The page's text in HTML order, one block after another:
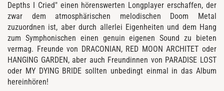
Depths I Cried" einen hörenswerten Longplayer erschaffen, der
zwar dem atmosphärischen melodischen Doom Metal
zuzuordnen ist, aber durch allerlei Eigenheiten und dem Hang
zum Symphonischen einen genuin eigenen Sound zu bieten
vermag. Freunde von DRACONIAN, RED MOON ARCHITET oder
HANGING GARDEN, aber auch Freundinnen von PARADISE LOST
oder MY DYING BRIDE sollten unbedingt einmal in das Album
hereinhören!